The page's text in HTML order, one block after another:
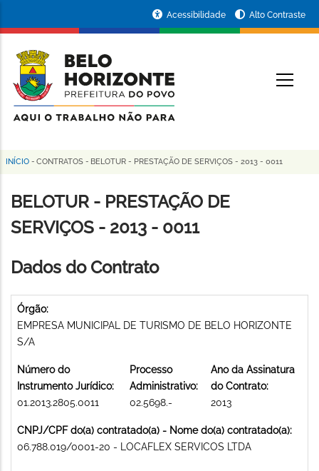
conteúdo
principal
da
Prefeitura
de
Horizonte
Acessibilidade Alto Contraste
Trilha
de
navegação
INÍCIO - CONTRATOS - BELOTUR - PRESTAÇÃO DE SERVIÇOS - 2013 - 0011
BELOTUR - PRESTAÇÃO DE
SERVIÇOS - 2013 - 0011
Dados do Contrato
Órgão:
EMPRESA MUNICIPAL DE TURISMO DE BELO HORIZONTE
S/A
Número do
Instrumento Jurídico:
01.2013.2805.0011
Processo
Administrativo:
02.5698.-
Ano da Assinatura
do Contrato:
2013
CNPJ/CPF do(a) contratado(a) - Nome do(a) contratado(a):
06.788.019/0001-20 - LOCAFLEX SERVICOS LTDA